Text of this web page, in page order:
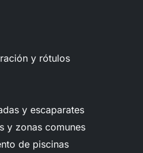
y rótulos
y escaparates
y zonas comunes
de piscinas